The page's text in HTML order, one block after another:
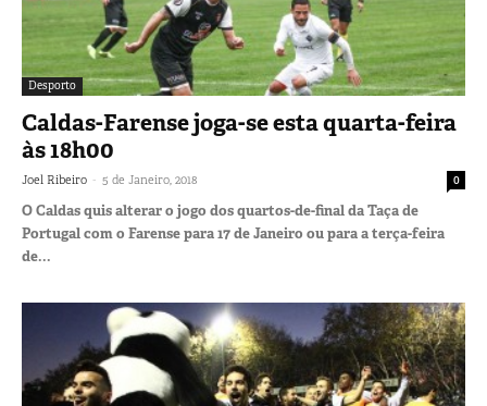
Desporto
Caldas-Farense joga-se esta quarta-feira
às 18h00
Joel Ribeiro - 5 de Janeiro, 2018 0
O Caldas quis alterar o jogo dos quartos-de-final da Taça de
Portugal com o Farense para 17 de Janeiro ou para a terça-feira
de...